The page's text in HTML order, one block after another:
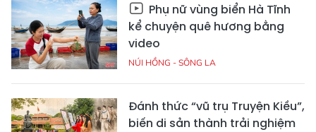
Phụ nữ vùng biển Hà Tĩnh
kể chuyện quê hương bằng
video
NÚI HỒNG - SÔNG LA
Đánh thức “vũ trụ Truyện Kiều”,
biến di sản thành trải nghiệm